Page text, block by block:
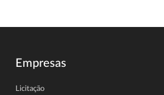
Empresas
Licitação